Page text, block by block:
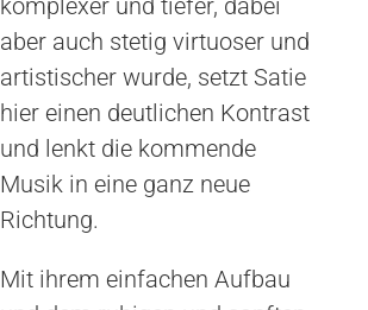
aber auch stetig virtuoser und
artistischer wurde, setzt Satie
hier einen deutlichen Kontrast
und lenkt die kommende
Musik in eine ganz neue
Richtung.
Mit ihrem einfachen Aufbau